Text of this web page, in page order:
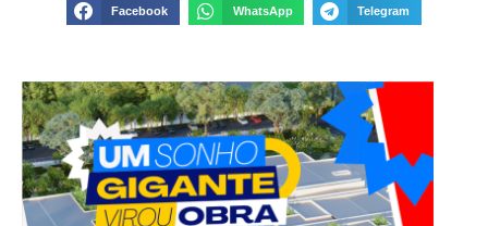
Facebook WhatsApp Telegram